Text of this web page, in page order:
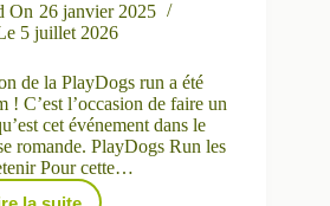
On 26 janvier 2025
5 juillet 2026
de la PlayDogs run a été
! C’est l’occasion de faire un
cet événement dans le
romande. PlayDogs Run les
Pour cette…